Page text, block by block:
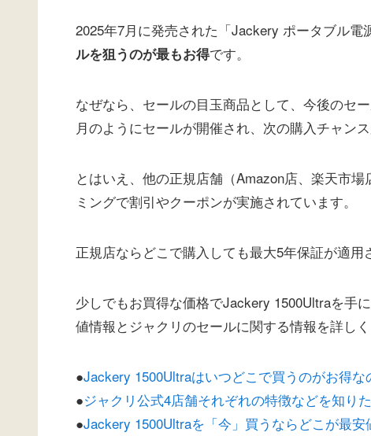
2025年7月に発売された「Jackery ポータブル電
ルを狙うのが最もお得です。
なぜなら、セールの目玉商品として、今後のセ
月のようにセールが開催され、次の購入チャン
とはいえ、他の正規店舗（Amazon店、楽天市
ミングで割引やクーポンが実施されています。
正規店ならどこで購入しても最大5年保証が適用
少しでもお買得な価格でJackery 1500Ultraを手
値情報とジャクリのセールに関する情報を詳しく
●Jackery 1500Ultraはいつどこで買うのがお得な
●ジャクリ公式4店舗それぞれの特徴などを知りた
●Jackery 1500Ultraを「今」買うならどこが最安